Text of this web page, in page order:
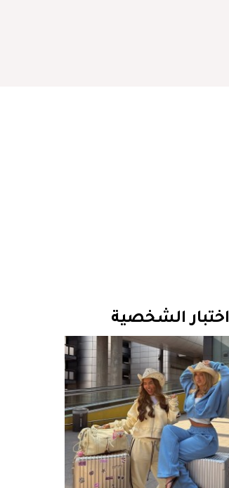
اختبار الشخصية